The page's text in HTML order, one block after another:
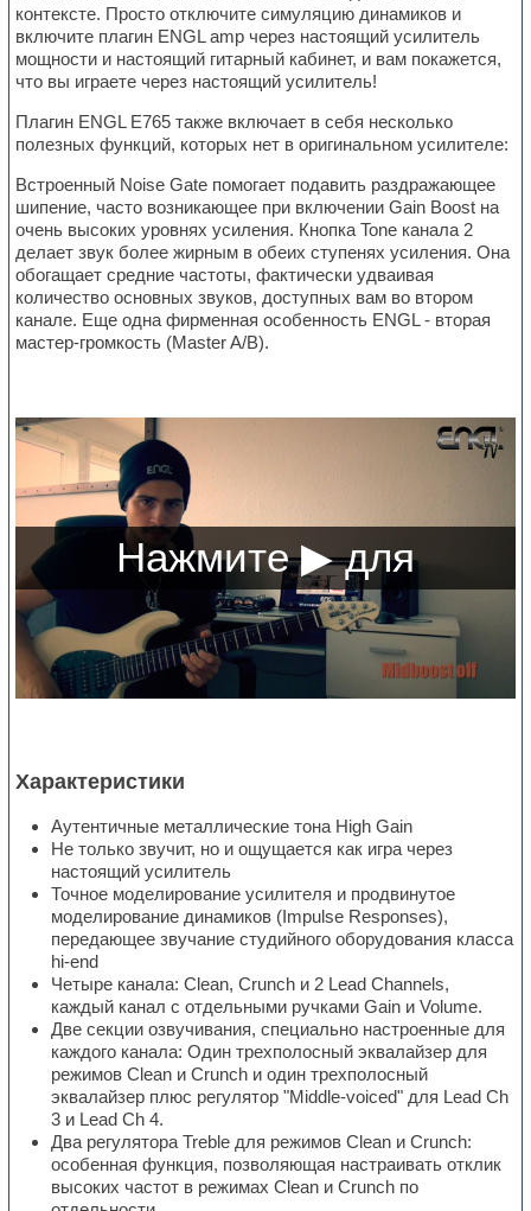
контексте. Просто отключите симуляцию динамиков и
включите плагин ENGL amp через настоящий усилитель
мощности и настоящий гитарный кабинет, и вам покажется,
что вы играете через настоящий усилитель!
Плагин ENGL E765 также включает в себя несколько
полезных функций, которых нет в оригинальном усилителе:
Встроенный Noise Gate помогает подавить раздражающее
шипение, часто возникающее при включении Gain Boost на
очень высоких уровнях усиления. Кнопка Tone канала 2
делает звук более жирным в обеих ступенях усиления. Она
обогащает средние частоты, фактически удваивая
количество основных звуков, доступных вам во втором
канале. Еще одна фирменная особенность ENGL - вторая
мастер-громкость (Master A/B).
Характеристики
Аутентичные металлические тона High Gain
Не только звучит, но и ощущается как игра через
настоящий усилитель
Точное моделирование усилителя и продвинутое
моделирование динамиков (Impulse Responses),
передающее звучание студийного оборудования класса
hi-end
Четыре канала: Clean, Crunch и 2 Lead Channels,
каждый канал с отдельными ручками Gain и Volume.
Две секции озвучивания, специально настроенные для
каждого канала: Один трехполосный эквалайзер для
режимов Clean и Crunch и один трехполосный
эквалайзер плюс регулятор "Middle-voiced" для Lead Ch
3 и Lead Ch 4.
Два регулятора Treble для режимов Clean и Crunch:
особенная функция, позволяющая настраивать отклик
высоких частот в режимах Clean и Crunch по